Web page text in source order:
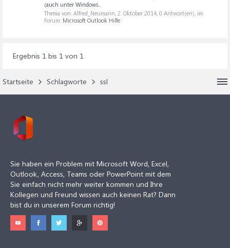
(auch unter Windows...
Thema von: Alfred_Neumann, 2. Oktober 2014, 0 Antwort(en), im
Forum: Microsoft Outlook Hilfe
Ergebnis 1 bis 1 von 1
Startseite Schlagworte ssl
Sie haben ein Problem mit Microsoft Word, Excel,
Outlook, Access, Teams oder PowerPoint mit dem
Sie einfach nicht mehr weiter kommen und Ihre
Kollegen und Freund wissen auch keinen Rat? Dann
bist du in unserem Forum richtig!